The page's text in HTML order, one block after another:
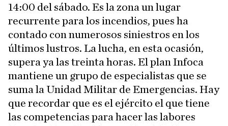
14:00 del sábado. Es la zona un lugar
recurrente para los incendios, pues ha
contado con numerosos siniestros en los
últimos lustros. La lucha, en esta ocasión,
supera ya las treinta horas. El plan Infoca
mantiene un grupo de especialistas que se
suma la Unidad Militar de Emergencias. Hay
que recordar que es el ejército el que tiene
las competencias para hacer las labores